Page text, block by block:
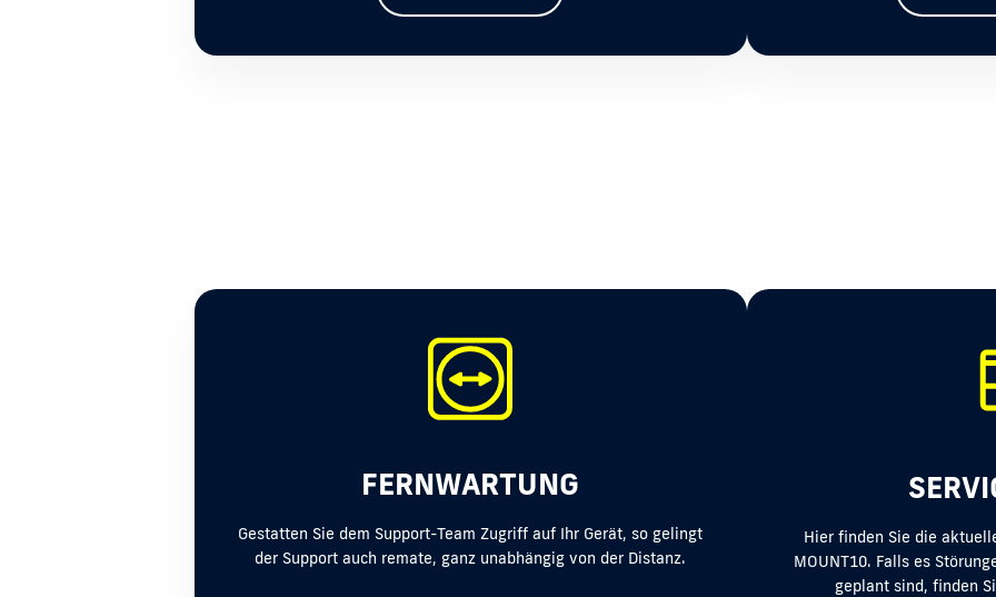
FERNWARTUNG
Gestatten Sie dem Support-Team Zugriff auf Ihr Gerät, so gelingt
der Support auch remate, ganz unabhängig von der Distanz.
Hier finden Sie die
MOUNT10. Falls es
geplant sind, finden